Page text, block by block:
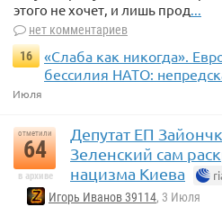
этого не хочет, и лишь прод
нет комментариев
16
«Слаба как никогда».
бессилия НАТО:
Июля
отметили
64
в архиве
Депутат ЕП
Зеленский сам
нацизма Киева
Игорь Иванов 39114, 3 Июля